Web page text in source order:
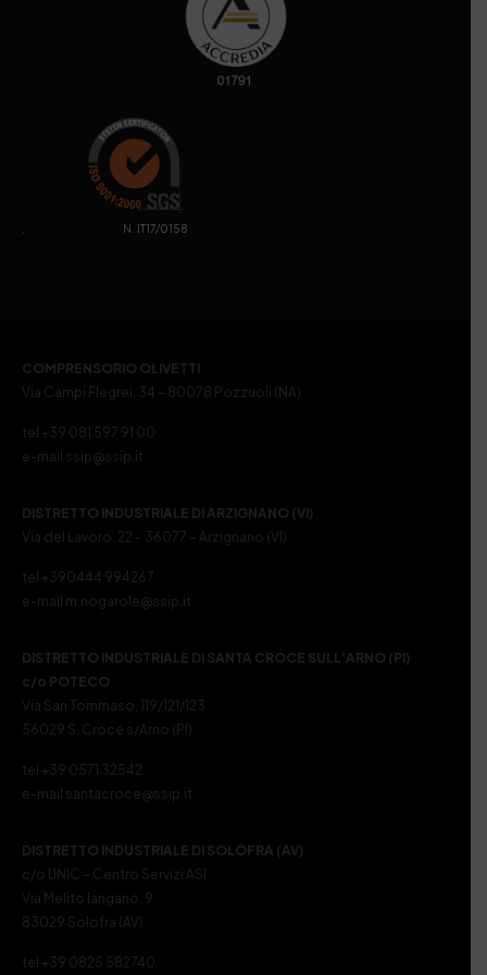
. N. IT17/0158
COMPRENSORIO OLIVETTI
Via Campi Flegrei, 34 – 80078 Pozzuoli (NA)
tel +39 081 597 91 00
e-mail ssip@ssip.it
DISTRETTO INDUSTRIALE DI ARZIGNANO (VI)
Via del Lavoro, 22 – 36077 – Arzignano (VI)
tel +390444 994267
e-mail m.nogarole@ssip.it
DISTRETTO INDUSTRIALE DI SANTA CROCE SULL’ARNO (PI)
c/o POTECO
Via San Tommaso, 119/121/123
56029 S. Croce s/Arno (PI)
tel +39 0571 32542
e-mail santacroce@ssip.it
DISTRETTO INDUSTRIALE DI SOLOFRA (AV)
c/o UNIC – Centro Servizi ASI
Via Melito Iangano, 9
83029 Solofra (AV)
tel +39 0825 582740